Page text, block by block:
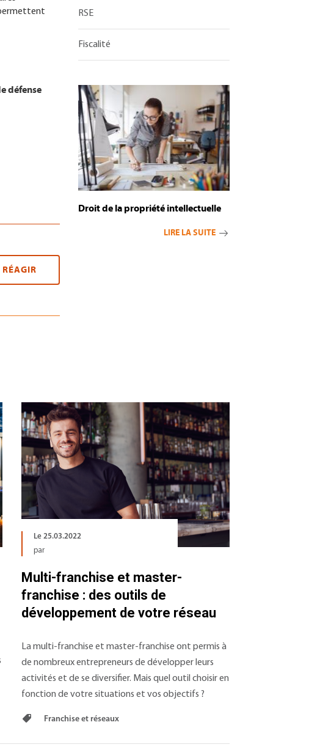
défense
RÉAGIR
RSE
Fiscalité
Droit de la propriété intellectuelle
LIRE LA SUITE
Le 25.03.2022
par
Multi-franchise et master-
franchise : des outils de
développement de votre réseau
La multi-franchise et master-franchise ont permis à
de nombreux entrepreneurs de développer leurs
activités et de se diversifier. Mais quel outil choisir en
fonction de votre situations et vos objectifs ?
Franchise et réseaux